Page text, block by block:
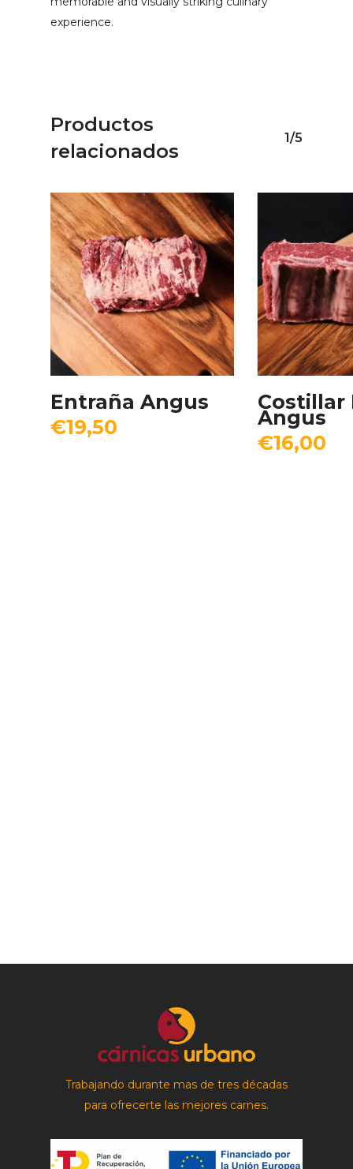
experience.
Productos
relacionados
1/5
Añadir Al Carrito
Entraña Angus
€19,50
Añadir
Costillar
Angus
€16,00
Trabajando durante mas de tres décadas
para ofrecerte las mejores carnes.